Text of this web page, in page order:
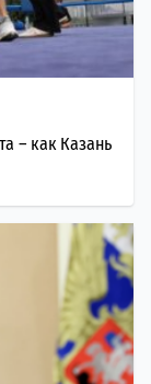
– как Казань